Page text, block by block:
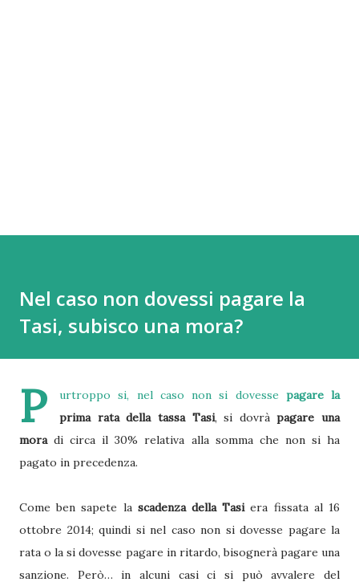
Nel caso non dovessi pagare la
Tasi, subisco una mora?
P urtroppo si, nel caso non si dovesse pagare la
prima rata della tassa Tasi, si dovràpagare una
moradi circa il 30% relativa alla somma che non si ha
pagato in precedenza.
Come ben sapete la scadenza della Tasiera fissata al 16
ottobre 2014; quindi si nel caso non si dovesse pagare la
rata o la si dovesse pagare in ritardo, bisognerà pagare una
sanzione. Però… in alcuni casi ci si può avvalere del